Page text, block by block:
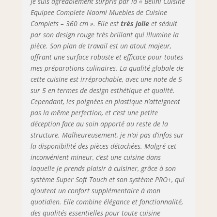
– Les tiroirs
métalliques
modernes de la
gamme Nexus en
finition graphite,
dotés de la
technologie Soft-
Close, assurent
une fermeture
douce et
silencieuse.
Complétés par des
charnières Soft-
Close et des vérins
à gaz pour portes
et abattants.
Testés jusqu’à 60
000 cycles pour
une durabilité
maximale.
SYSTÈME NEXUS
Equipee Complete Naomi Muebles de Cuisine
Complets – 360 cm ». Elle est très jolieet séduit
par son design rouge très brillant qui illumine la
pièce. Son plan de travail est un atout majeur,
offrant une surface robuste et efficace pour toutes
mes préparations culinaires. La qualité globale de
cette cuisine est irréprochable, avec une note de 5
sur 5 en termes de design esthétique et qualité.
Cependant, les poignées en plastique n’atteignent
pas la même perfection, et c’est une petite
déception face au soin apporté au reste de la
structure. Malheureusement, je n’ai pas d’infos sur
la disponibilité des pièces détachées. Malgré cet
inconvénient mineur, c’est une cuisine dans
laquelle je prends plaisir à cuisiner, grâce à son
système Super Soft Touch et son système PRO+, qui
ajoutent un confort supplémentaire à mon
quotidien. Elle combine élégance et fonctionnalité,
des qualités essentielles pour toute cuisine